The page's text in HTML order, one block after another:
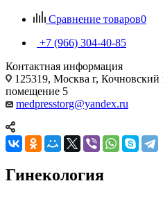
Сравнение товаров0
+7 (966) 304-40-85
Контактная информация
125319, Москва г, Кочновский
помещение 5
medpresstorg@yandex.ru
Гинекология